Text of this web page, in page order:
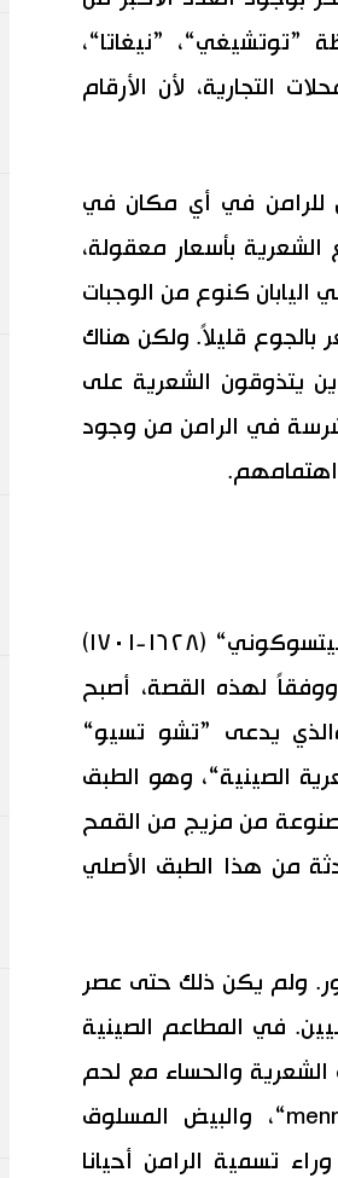
”توتشيغي“، ”نيغاتا“،
التجارية، لأن الأرقام
للرامن في أي مكان في
الشعرية بأسعار معقولة،
اليابان كنوع من الوجبات
بالجوع قليلاً. ولكن هناك
يتذوقون الشعرية على
في الرامن من وجود
اهتمامهم.
ويقال إن أول شخص ياباني تناول الرامن هو ”توكوغاوا ميتسوكوني“ (١٦٢٨-١٧٠١)
ووفقاً لهذه القصة، أصبح
يدعى ”تشو تسيو“
الصينية“، وهو الطبق
مصنوعة من مزيج من القمح
من هذا الطبق الأصلي
ولم يكن ذلك حتى عصر
في المطاعم الصينية
والحساء مع لحم
الخنزير المطهو ببطء ”chāshū“، وبراعم الخيزران ”menma“، والبيض المسلوق
تسمية الرامن أحيانا